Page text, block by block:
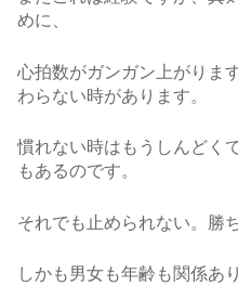
めに、
心拍数がガンガン上がりま
わらない時があります。
慣れない時はもうしんどく
もあるのです。
それでも止められない。勝
しかも男女も年齢も関係あ